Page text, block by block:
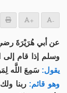
+ -
عن أبي هُرَيْرَةَ
وسلم إذا قام إلى
يقول: سَمِعَ اللَّه
وهو قائم: ربنا